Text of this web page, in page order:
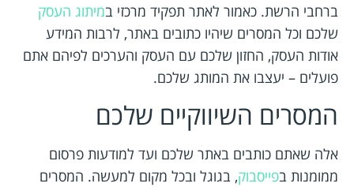
ברחבי הרשת. כאמור לאתר תפקיד מרכזי במיתוג העסק
שלכם וכל המסרים שיהיו כתובים באתר, לרבות המידע
אודות העסק, החזון שלכם עם העסק והערכים לפיהם אתם
פועלים – יעצבו את המותג שלכם.
המסרים השיווקיים שלכם
אלה שאתם כותבים באתר שלכם ועד למודעות פרסום
ממומנות בפייסבוק, בגוגל ובכל מקום למעשה. המסרים